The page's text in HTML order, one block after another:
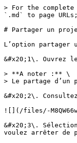
> For the
`.md` to page
# Partager un
L’option
&#x20;1\. Ouvrez
> **A noter :** \
> Le partage
&#x20;2\.
![](/files/-
&#x20;3\.
voulez arrêter